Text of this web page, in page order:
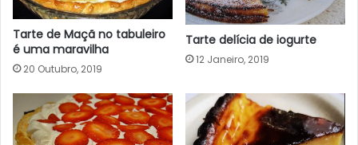
Tarte de Maçã no tabuleiro
é uma maravilha
20 Outubro, 2019
Tarte delícia de iogurte
12 Janeiro, 2019